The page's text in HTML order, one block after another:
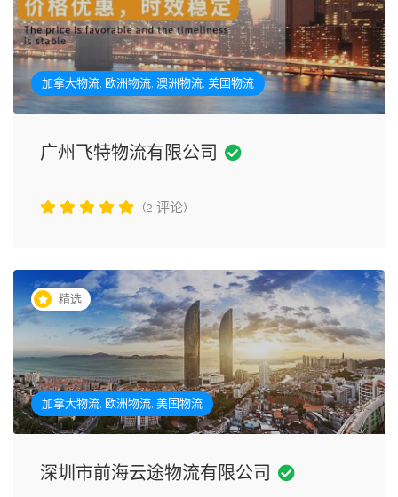
加拿大物流, 欧洲物流, 澳洲物流, 美国物流
广州飞特物流有限公司
(2 评论)
精选
加拿大物流, 欧洲物流, 美国物流
深圳市前海云途物流有限公司